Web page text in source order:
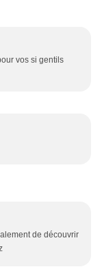
vos si gentils
de découvrir